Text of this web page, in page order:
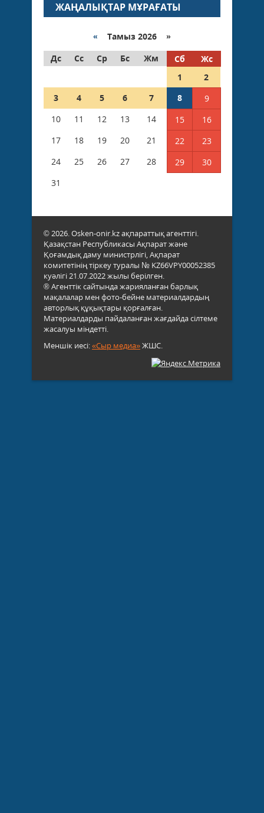
ЖАҢАЛЫҚТАР МҰРАҒАТЫ
« Тамыз 2026 »
Дс
Сс Ср Бс Жм Сб
Жс
1
2
3
4 5 6 7 8
9
10
11 12 13 14 15
16
17
18 19 20 21 22
23
24
25 26 27 28 29
30
31
© 2026. Osken-onir.kz ақпараттық агенттігі.
Қазақстан Республикасы Ақпарат және
Қоғамдық даму министрлігі, Ақпарат
комитетінің тіркеу туралы № KZ66VPY00052385
куәлігі 21.07.2022 жылы берілген.
® Агенттік сайтында жарияланған барлық
мақалалар мен фото-бейне материалдардың
авторлық құқықтары қорғалған.
Материалдарды пайдаланған жағдайда сілтеме
жасалуы міндетті.
Меншік иесі:«Сыр медиа»ЖШС.